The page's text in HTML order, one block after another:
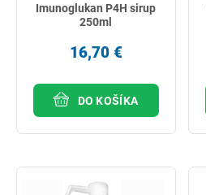
Imunoglukan P4H sirup
250ml
16,70 €
DO KOŠÍKA